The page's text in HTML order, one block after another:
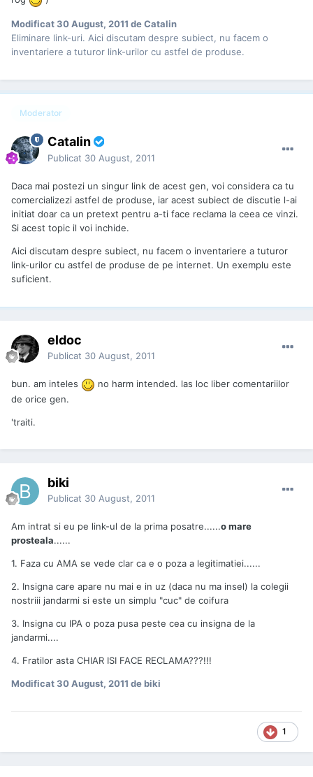
Modificat30 August, 2011 de Catalin
Eliminare link-uri. Aici discutam despre subiect, nu facem o
inventariere a tuturor link-urilor cu astfel de produse.
Moderator
Catalin
Publicat 30 August, 2011
Daca mai postezi un singur link de acest gen, voi considera ca tu
comercializezi astfel de produse, iar acest subiect de discutie l-ai
initiat doar ca un pretext pentru a-ti face reclama la ceea ce vinzi.
Si acest topic il voi inchide.
Aici discutam despre subiect, nu facem o inventariere a tuturor
link-urilor cu astfel de produse de pe internet. Un exemplu este
suficient.
eldoc
Publicat 30 August, 2011
bun. am inteles
no harm intended. las loc liber comentariilor
de orice gen.
'traiti.
biki
Publicat 30 August, 2011
Am intrat si eu pe link-ul de la prima posatre......o mare
prosteala......
1. Faza cu AMA se vede clar ca e o poza a legitimatiei......
2. Insigna care apare nu mai e in uz (daca nu ma insel) la colegii
nostriii jandarmi si este un simplu "cuc" de coifura
3. Insigna cu IPA o poza pusa peste cea cu insigna de la
jandarmi....
4. Fratilor asta CHIAR ISI FACE RECLAMA???!!!
Modificat30 August, 2011 de biki
1